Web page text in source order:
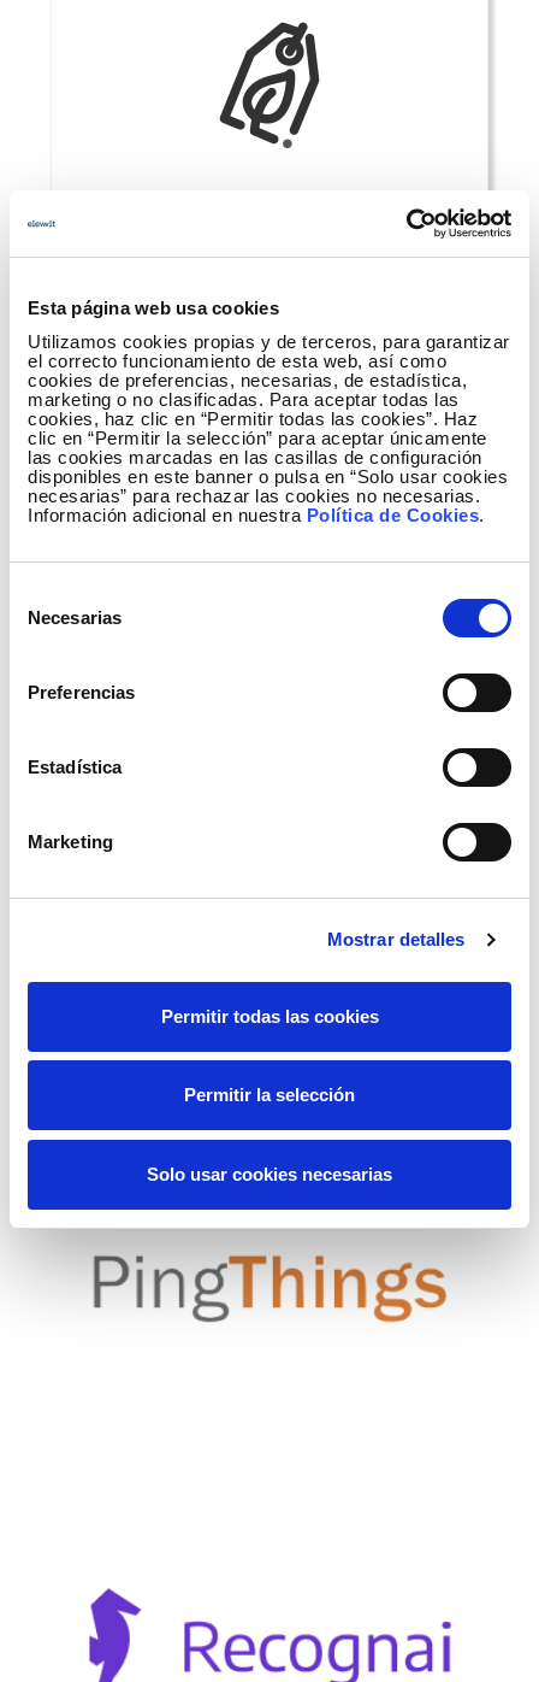
Esta página web usa cookies
Utilizamos cookies propias y de terceros, para garantizar
el correcto funcionamiento de esta web, así como
cookies de preferencias, necesarias, de estadística,
marketing o no clasificadas. Para aceptar todas las
cookies, haz clic en “Permitir todas las cookies”. Haz
clic en “Permitir la selección” para aceptar únicamente
las cookies marcadas en las casillas de configuración
disponibles en este banner o pulsa en “Solo usar cookies
necesarias” para rechazar las cookies no necesarias.
Información adicional en nuestra Política de Cookies.
Necesarias
Preferencias
Estadística
Marketing
Mostrar detalles
Permitir todas las cookies
Permitir la selección
Solo usar cookies necesarias
El ecosistema Elewit
Forjamos alianzas con los mejores
Ecosistema Elewit Slick